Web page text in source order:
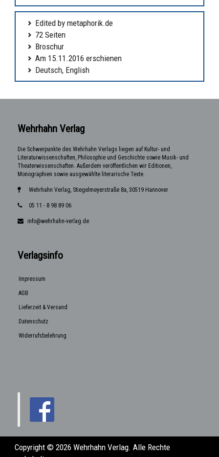
Edited by metaphorik.de
72 Seiten
Broschur
Am 15.11.2016 erschienen
Deutsch, English
Wehrhahn Verlag
Die Schwerpunkte des Wehrhahn Verlags liegen auf Kultur- und
Literaturwissenschaften, Philosophie und Geschichte sowie Musik- und
Theaterwissenschaften. Außerdem veröffentlichen wir Editionen,
Monographien sowie ausgewählte literarische Texte.
Wehrhahn Verlag, Stiegelmeyerstraße 8a, 30519 Hannover
05 11 - 8 98 89 06
info@wehrhahn-verlag.de
Verlagsinfo
Impressum
AGB
Lieferzeit & Versand
Datenschutz
Widerrufsbelehrung
Copyright © 2026 Wehrhahn Verlag. Alle Rechte